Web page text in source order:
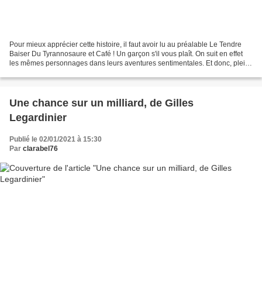
Pour mieux apprécier cette histoire, il faut avoir lu au préalable Le Tendre
Baiser Du Tyrannosaure et Café ! Un garçon s'il vous plaît. On suit en effet
les mêmes personnages dans leurs aventures sentimentales. Et donc, pleins
Une chance sur un milliard, de Gilles
Legardinier
Publié le 02/01/2021 à 15:30
Par clarabel76